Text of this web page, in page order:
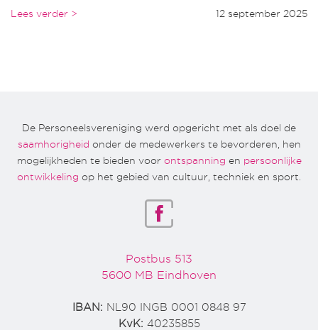
Lees verder > 12 september 2025
De Personeelsvereniging werd opgericht met als doel de
saamhorigheid onder de medewerkers te bevorderen, hen
mogelijkheden te bieden voor ontspanning en persoonlijke
ontwikkeling op het gebied van cultuur, techniek en sport.
Postbus 513
5600 MB Eindhoven
IBAN: NL90 INGB 0001 0848 97
KvK: 40235855